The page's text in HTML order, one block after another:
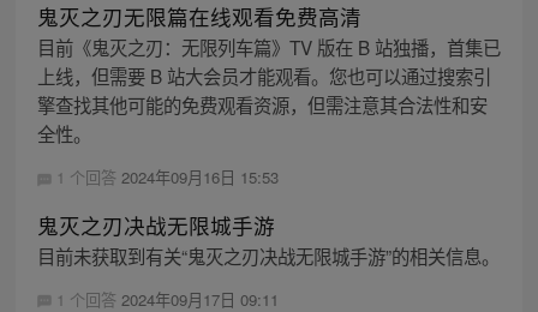
鬼灭之刃无限篇在线观看免费高清
目前《鬼灭之刃：无限列车篇》TV 版在 B 站独播，首集已
上线，但需要 B 站大会员才能观看。您也可以通过搜索引
擎查找其他可能的免费观看资源，但需注意其合法性和安
全性。
1 个回答 2024年09月16日 15:53
鬼灭之刃决战无限城手游
目前未获取到有关“鬼灭之刃决战无限城手游”的相关信息。
1 个回答 2024年09月17日 09:11